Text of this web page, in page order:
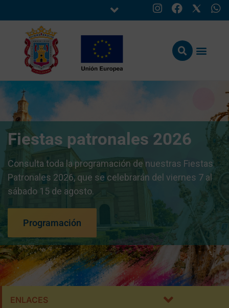
Fiestas patronales 2026
Consulta toda la programación de nuestras Fiestas
Patronales 2026, que se celebrarán del viernes 7 al
sábado 15 de agosto.
Programación
ENLACES